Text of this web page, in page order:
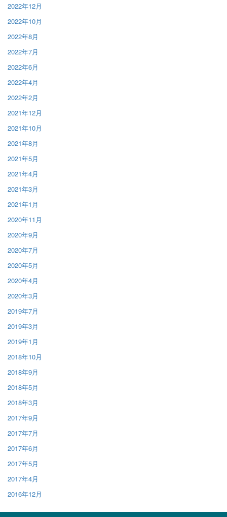
2022年12月
2022年10月
2022年8月
2022年7月
2022年6月
2022年4月
2022年2月
2021年12月
2021年10月
2021年8月
2021年5月
2021年4月
2021年3月
2021年1月
2020年11月
2020年9月
2020年7月
2020年5月
2020年4月
2020年3月
2019年7月
2019年3月
2019年1月
2018年10月
2018年9月
2018年5月
2018年3月
2017年9月
2017年7月
2017年6月
2017年5月
2017年4月
2016年12月